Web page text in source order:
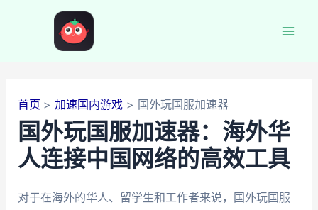
首页 加速国内游戏 国外玩国服加速器
国外玩国服加速器：海外华
人连接中国网络的高效工具
对于在海外的华人、留学生和工作者来说，国外玩国服